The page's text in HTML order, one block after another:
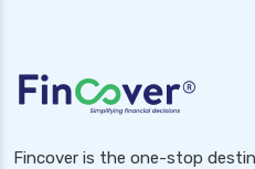
Fincover is the one-stop